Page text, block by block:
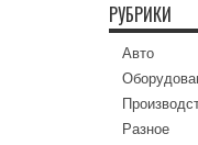
РУБРИКИ
Авто
Разное